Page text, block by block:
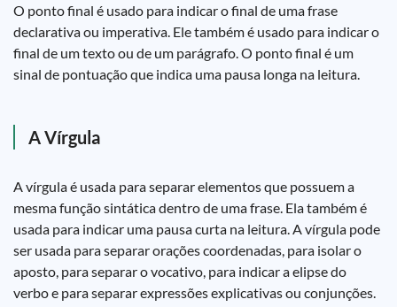
O ponto final é usado para indicar o final de uma frase
declarativa ou imperativa. Ele também é usado para indicar o
final de um texto ou de um parágrafo. O ponto final é um
sinal de pontuação que indica uma pausa longa na leitura.
A Vírgula
A vírgula é usada para separar elementos que possuem a
mesma função sintática dentro de uma frase. Ela também é
usada para indicar uma pausa curta na leitura. A vírgula pode
ser usada para separar orações coordenadas, para isolar o
aposto, para separar o vocativo, para indicar a elipse do
verbo e para separar expressões explicativas ou conjunções.